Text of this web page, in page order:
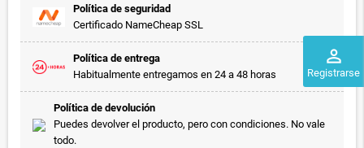
perm_identity
Registrarse
Política de seguridad
Certificado NameCheap SSL
Política de entrega
Habitualmente entregamos en 24 a 48 horas
Política de devolución
Puedes devolver el producto, pero con condiciones. No vale
todo.